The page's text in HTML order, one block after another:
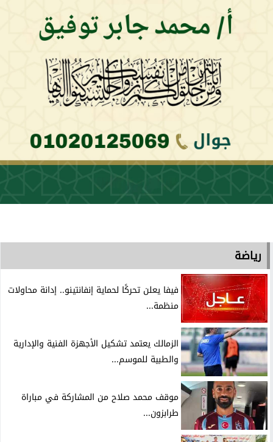
رياضة
فيفا يعلن تحركًا لحماية إنفانتينو.. إدانة محاولات
منظمة...
الزمالك يعتمد تشكيل الأجهزة الفنية والإدارية
والطبية للموسم...
موقف محمد صلاح من المشاركة في مباراة
طرابزون...